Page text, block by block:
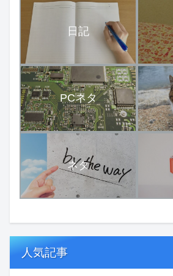
日記
PCネタ
ネタ
人気記事